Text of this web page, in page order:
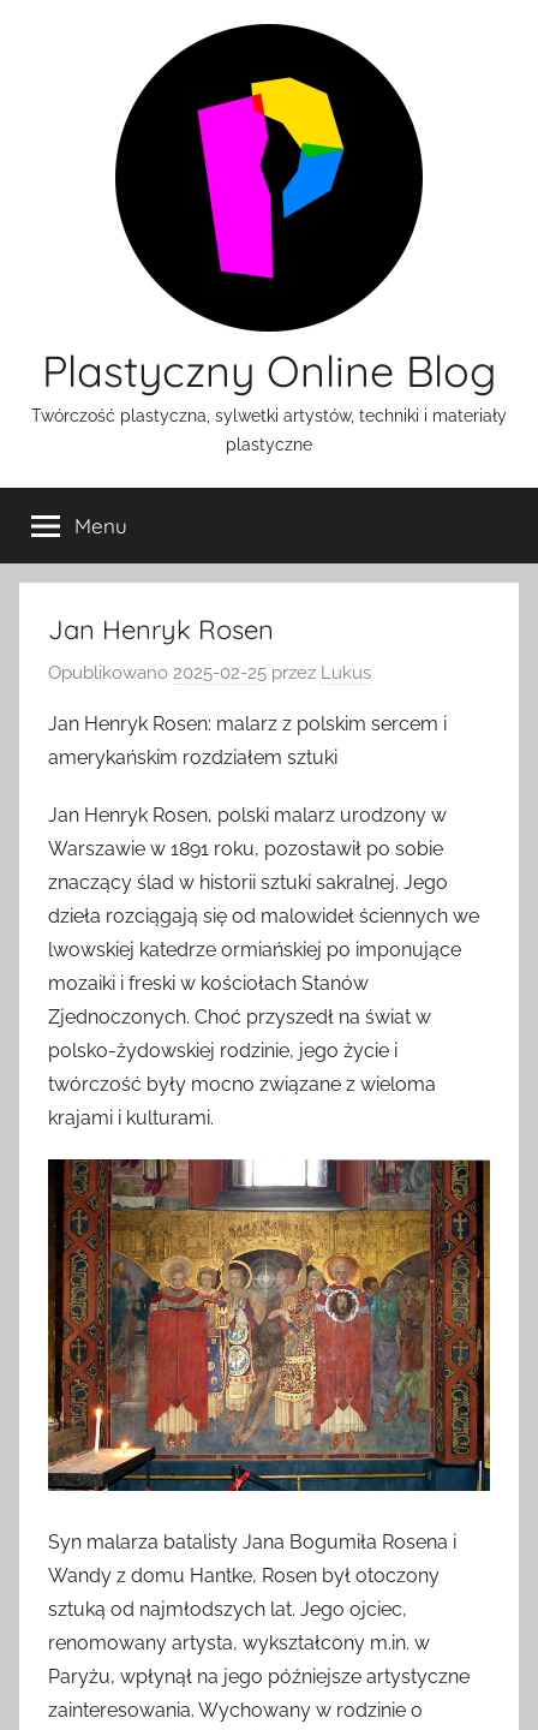
Plastyczny Online Blog
Twórczość plastyczna, sylwetki artystów, techniki i materiały
plastyczne
Menu
Jan Henryk Rosen
Opublikowano 2025-02-25 przez Lukus
Jan Henryk Rosen: malarz z polskim sercem i
amerykańskim rozdziałem sztuki
Jan Henryk Rosen, polski malarz urodzony w
Warszawie w 1891 roku, pozostawił po sobie
znaczący ślad w historii sztuki sakralnej. Jego
dzieła rozciągają się od malowideł ściennych we
lwowskiej katedrze ormiańskiej po imponujące
mozaiki i freski w kościołach Stanów
Zjednoczonych. Choć przyszedł na świat w
polsko-żydowskiej rodzinie, jego życie i
twórczość były mocno związane z wieloma
krajami i kulturami.
Syn malarza batalisty Jana Bogumiła Rosena i
Wandy z domu Hantke, Rosen był otoczony
sztuką od najmłodszych lat. Jego ojciec,
renomowany artysta, wykształcony m.in. w
Paryżu, wpłynął na jego późniejsze artystyczne
zainteresowania. Wychowany w rodzinie o